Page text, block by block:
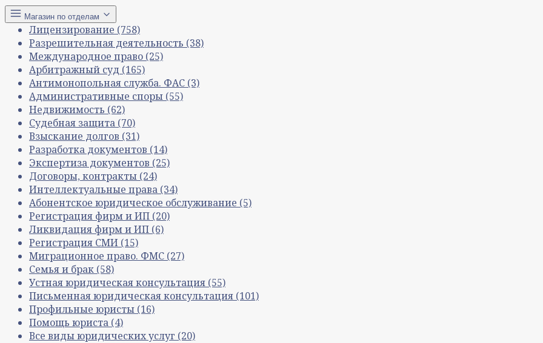
Магазин по отделам
Лицензирование (758)
Разрешительная деятельность (38)
Международное право (25)
Арбитражный суд (165)
Антимонопольная служба. ФАС (3)
Административные споры (55)
Недвижимость (62)
Судебная защита (70)
Взыскание долгов (31)
Разработка документов (14)
Экспертиза документов (25)
Договоры, контракты (24)
Интеллектуальные права (34)
Абонентское юридическое обслуживание (5)
Регистрация фирм и ИП (20)
Ликвидация фирм и ИП (6)
Регистрация СМИ (15)
Миграционное право. ФМС (27)
Семья и брак (58)
Устная юридическая консультация (55)
Письменная юридическая консультация (101)
Профильные юристы (16)
Помощь юриста (4)
Все виды юридических услуг (20)